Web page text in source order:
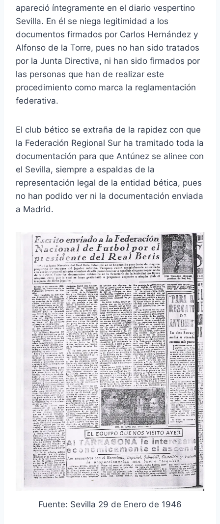
apareció íntegramente en el diario vespertino
Sevilla. En él se niega legitimidad a los
documentos firmados por Carlos Hernández y
Alfonso de la Torre, pues no han sido tratados
por la Junta Directiva, ni han sido firmados por
las personas que han de realizar este
procedimiento como marca la reglamentación
federativa.
El club bético se extraña de la rapidez con que
la Federación Regional Sur ha tramitado toda la
documentación para que Antúnez se alinee con
el Sevilla, siempre a espaldas de la
representación legal de la entidad bética, pues
no han podido ver ni la documentación enviada
a Madrid.
Fuente: Sevilla 29 de Enero de 1946